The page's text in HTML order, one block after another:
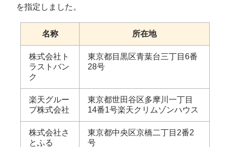
を指定しました。
名称 所在地
株式会社ト
ラストバン
ク
東京都目黒区青葉台三丁目6番
28号
楽天グルー
プ株式会社
東京都世田谷区多摩川一丁目
14番1号楽天クリムゾンハウス
株式会社さ
とふる
東京都中央区京橋二丁目2番2
号